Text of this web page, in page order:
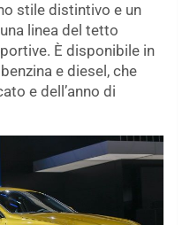
stile distintivo e un
linea del tetto
È disponibile in
e diesel, che
e dell’anno di